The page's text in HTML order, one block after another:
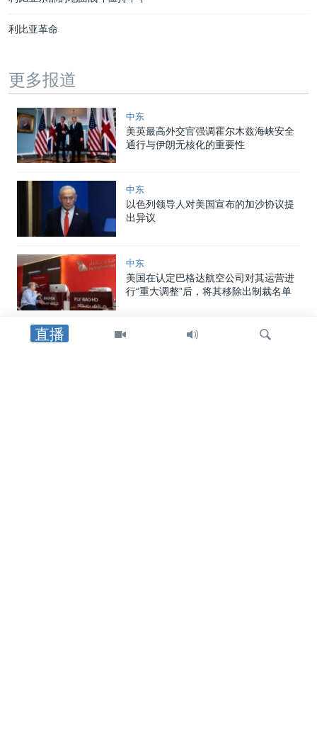
直播
利比亚革命
更多报道
中东
美英最高外交官强调霍尔木兹海峡安全
通行与伊朗无核化的重要性
中东
以色列领导人对美国宣布的加沙协议提
出异议
中东
美国在认定巴格达航空公司对其运营进
行“重大调整”后，将其移除出制裁名单